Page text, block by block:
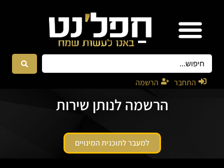
התחבר הרשמה
הרשמה לנותן שירות
למעבר לתוכנית המינויים